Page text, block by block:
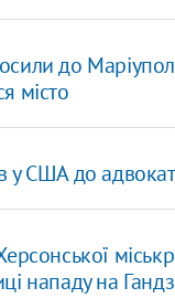
до
місто
у США до
нападу на